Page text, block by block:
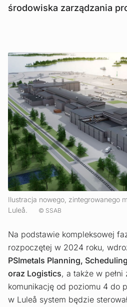
środowiska zarządzania
Ilustracja nowego, zintegrowanego
Luleå.
SSAB
Na podstawie kompleksowej
rozpoczętej w 2024 roku,
PSImetals Planning,
oraz Logistics, a także w pełni
komunikację od poziomu 4 do
w Luleå system będzie